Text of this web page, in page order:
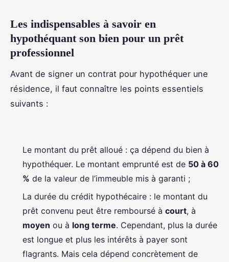
Les indispensables à savoir en
hypothéquant son bien pour un prêt
professionnel
Avant de signer un contrat pour hypothéquer une
résidence, il faut connaître les points essentiels
suivants :
Le montant du prêt alloué : ça dépend du bien à
hypothéquer. Le montant emprunté est de 50 à 60
% de la valeur de l’immeuble mis à garanti ;
La durée du crédit hypothécaire : le montant du
prêt convenu peut être remboursé à court, à
moyen ou à long terme. Cependant, plus la durée
est longue et plus les intérêts à payer sont
flagrants. Mais cela dépend concrètement de